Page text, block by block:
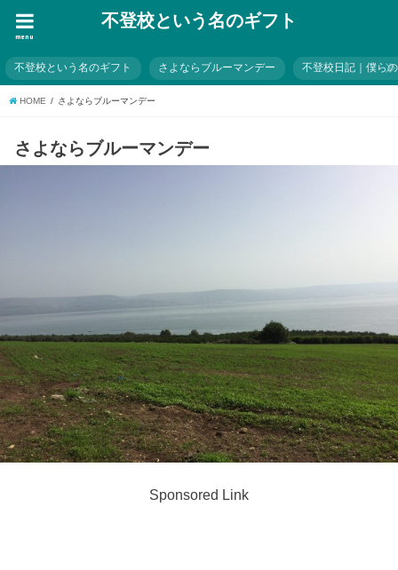
不登校という名のギフト
menu
不登校という名のギフト さよならブルーマンデー 不登校日記｜僕ら
HOME さよならブルーマンデー
さよならブルーマンデー
Sponsored Link